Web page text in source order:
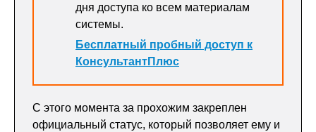
дня доступа ко всем материалам
системы.
Бесплатный пробный доступ к
КонсультантПлюс
С этого момента за прохожим закреплен
официальный статус, который позволяет ему и